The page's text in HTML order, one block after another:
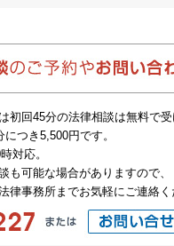
初回45分の法律相談は無料で受
つき5,500円です。
対応。
も可能な場合がありますので、
律事務所までお気軽にご連絡く